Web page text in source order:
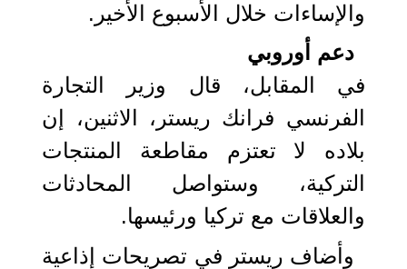
والإساءات خلال الأسبوع الأخير.
دعم أوروبي
في المقابل، قال وزير التجارة
الفرنسي فرانك ريستر، الاثنين، إن
بلاده لا تعتزم مقاطعة المنتجات
التركية، وستواصل المحادثات
والعلاقات مع تركيا ورئيسها.
وأضاف ريستر في تصريحات إذاعية